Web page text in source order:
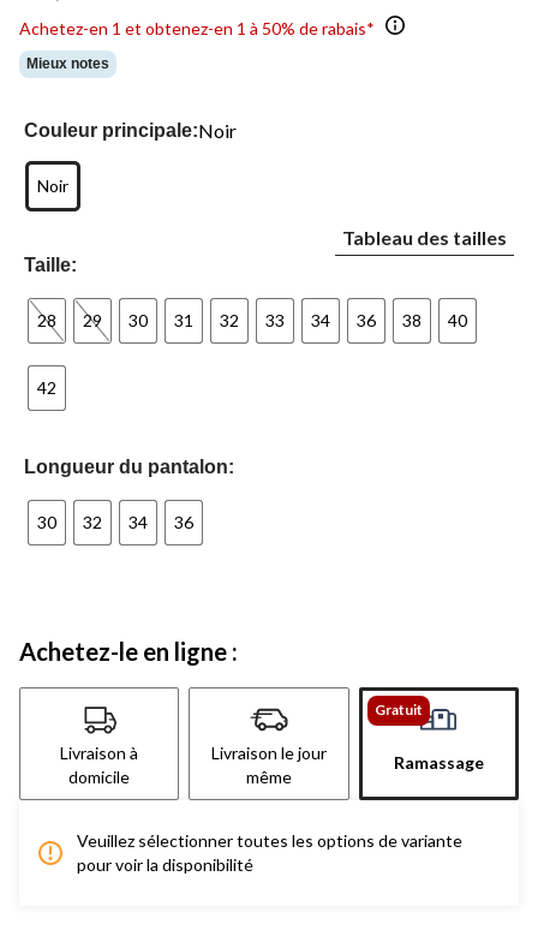
même
Achetez-en 1 et obtenez-en 1 à 50% de rabais*
Mieux notes
Couleur principale:Noir
Noir
Taille:
Tableau des tailles
28 29 30 31 32 33 34 36 38 40
42
Longueur du pantalon:
30 32 34 36
Achetez-le en ligne :
Livraison à
domicile
Livraison le jour
même
Gratuit
Ramassage
Veuillez sélectionner toutes les options de variante
pour voir la disponibilité